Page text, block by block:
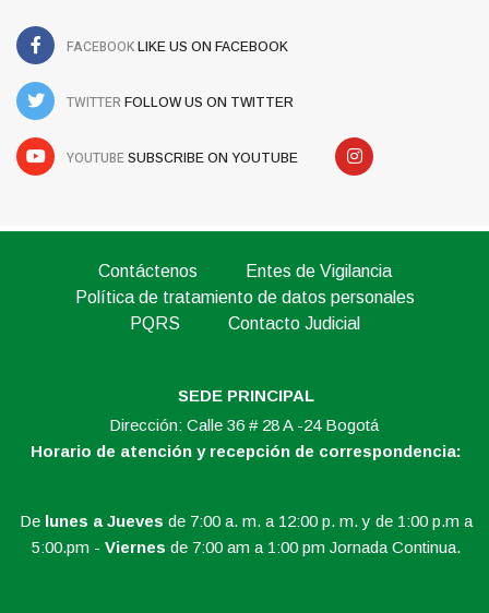
FACEBOOK LIKE US ON FACEBOOK
TWITTER FOLLOW US ON TWITTER
YOUTUBE SUBSCRIBE ON YOUTUBE
Contáctenos
Entes de Vigilancia
Política de tratamiento de datos personales
PQRS
Contacto Judicial
SEDE PRINCIPAL
Dirección: Calle 36 # 28 A -24 Bogotá
Horario de atención y recepción de correspondencia:
De lunes a Jueves de 7:00 a. m. a 12:00 p. m. y de 1:00 p.m a
5:00.pm - Viernes de 7:00 am a 1:00 pm Jornada Continua.